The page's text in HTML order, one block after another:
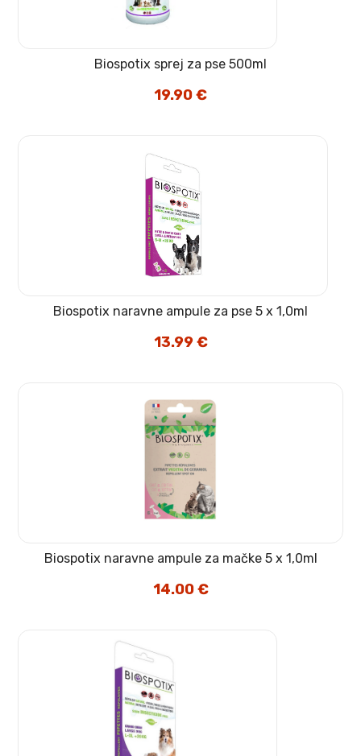
Biospotix sprej za pse 500ml
19.90€
Biospotix naravne ampule za pse 5 x 1,0ml
13.99€
Biospotix naravne ampule za mačke 5 x 1,0ml
14.00€